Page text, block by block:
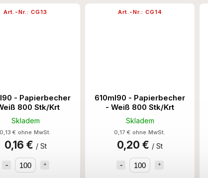
- Papierbecher
800 Stk/Krt
Skladem
0,13 € ohne MwSt.
0,16 € / St
Art.-Nr.: CG13
610ml90 - Papierbecher
- Weiß 800 Stk/Krt
Skladem
0,17 € ohne MwSt.
0,20 € / St
Art.-Nr.: CG14